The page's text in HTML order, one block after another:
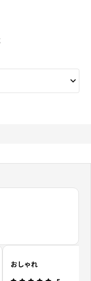
総レビュー: 31
おしゃれ